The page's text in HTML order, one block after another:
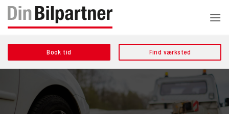
Fortsæt
indhold
Book tid Find værksted